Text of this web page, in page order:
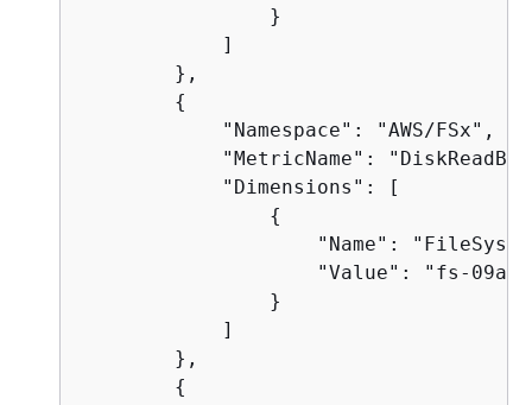
                }
            ]
        },
{
            "Namespace": "AWS/FSx",
"MetricName":
            "Dimensions": [
{
"Name":
"Value": "fs-
                }
            ]
        },
{